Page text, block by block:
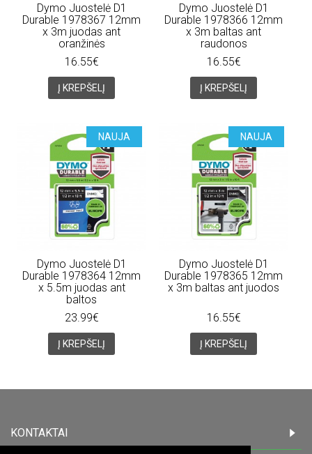
Dymo Juostelė D1
Durable 1978367 12mm
x 3m juodas ant
oranžinės
16.55€
Į KREPŠELĮ
Dymo Juostelė D1
Durable 1978366 12mm
x 3m baltas ant
raudonos
16.55€
Į KREPŠELĮ
NAUJA
Dymo Juostelė D1
Durable 1978364 12mm
x 5.5m juodas ant
baltos
23.99€
Į KREPŠELĮ
NAUJA
Dymo Juostelė D1
Durable 1978365 12mm
x 3m baltas ant juodos
16.55€
Į KREPŠELĮ
KONTAKTAI